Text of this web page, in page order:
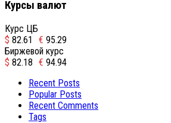
Курсы валют
Курс ЦБ
$ 82.61 € 95.29
Биржевой курс
$ 82.18 € 94.94
Recent Posts
Popular Posts
Recent Comments
Tags